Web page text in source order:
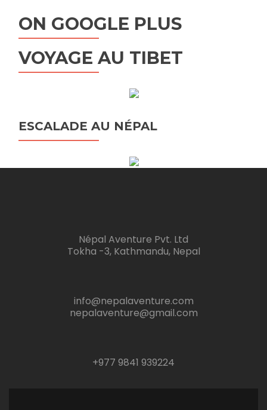
ON GOOGLE PLUS
VOYAGE AU TIBET
ESCALADE AU NÉPAL
Népal Aventure Pvt. Ltd
Tokha -3, Kathmandu, Nepal
info@nepalaventure.com
nepalaventure@gmail.com
+977 9841 939224